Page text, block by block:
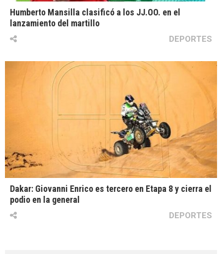
Humberto Mansilla clasificó a los JJ.OO. en el
lanzamiento del martillo
DEPORTES
Dakar: Giovanni Enrico es tercero en Etapa 8 y cierra el
podio en la general
DEPORTES